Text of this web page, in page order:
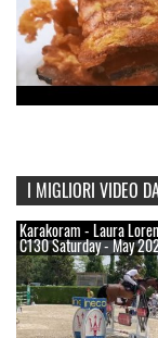
I MIGLIORI VIDEO
Karakoram - Laura
C130 Saturday - May